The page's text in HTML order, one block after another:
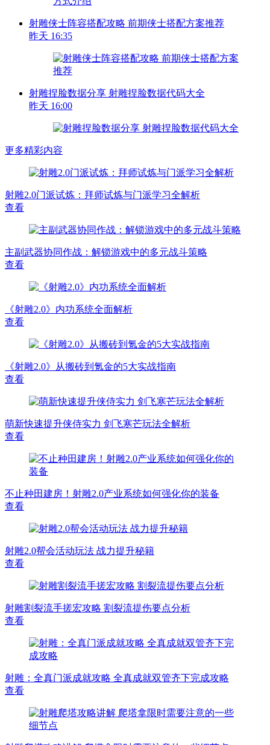
射雕侠士阵容搭配攻略 前期侠士搭配方案推荐
昨天 16:35
射雕捏脸数据分享 射雕捏脸数据代码大全
昨天 16:00
更多精彩内容
射雕2.0门派试炼：拜师试炼与门派学习全解析
查看
主副武器协同作战：解锁游戏中的多元战斗策略
查看
《射雕2.0》内功系统全面解析
查看
《射雕2.0》从搬砖到氪金的5大实战指南
查看
萌新快速提升侠侍实力 剑飞寒芒玩法全解析
查看
不止种田建房！射雕2.0产业系统如何强化你的装备
查看
射雕2.0帮会活动玩法 战力提升秘籍
查看
射雕割裂流手搓宏攻略 割裂流提伤要点分析
查看
射雕：全真门派成就攻略 全真成就双管齐下完成攻略
查看